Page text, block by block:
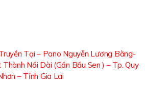
Tại – Pano Nguyễn Lương Bằng-
Nối Dài (Gần Bầu Sen ) – Tp. Quy
– Tỉnh Gia Lai